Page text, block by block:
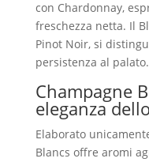
con Chardonnay,
freschezza netta. Il
Pinot Noir, si
persistenza al palato.
Champagne
eleganza
Elaborato
Blancs offre aromi